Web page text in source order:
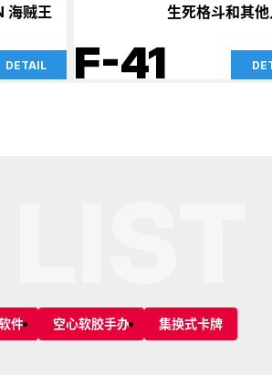
海贼王
DETAIL
生死格斗和其
F-41
件 空心软胶手办 集换式卡牌